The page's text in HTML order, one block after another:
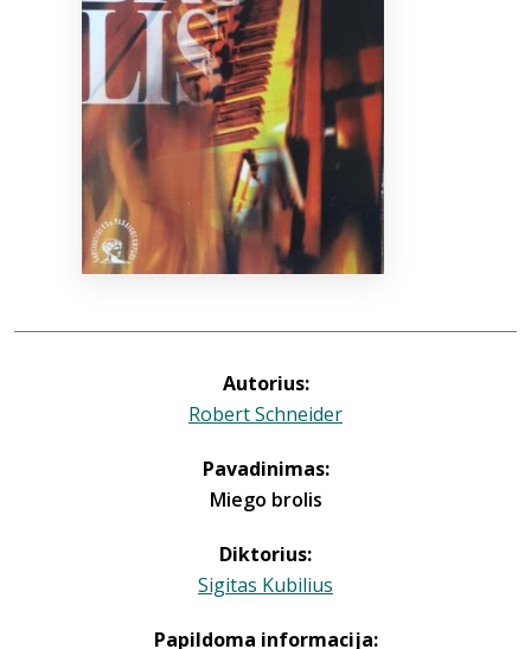
info@elvislab.lt
Autorius:
Robert Schneider
Pavadinimas:
Miego brolis
Diktorius:
Sigitas Kubilius
Papildoma informacija: